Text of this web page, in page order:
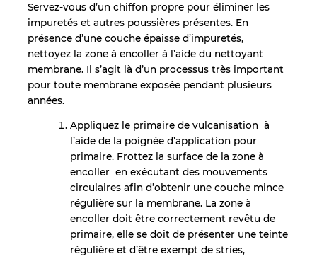
Servez-vous d’un chiffon propre pour éliminer les
impuretés et autres poussières présentes. En
présence d’une couche épaisse d’impuretés,
nettoyez la zone à encoller à l’aide du nettoyant
membrane. Il s’agit là d’un processus très important
pour toute membrane exposée pendant plusieurs
années.
Appliquez le primaire de vulcanisation à
l’aide de la poignée d’application pour
primaire. Frottez la surface de la zone à
encoller en exécutant des mouvements
circulaires afin d’obtenir une couche mince
régulière sur la membrane. La zone à
encoller doit être correctement revêtu de
primaire, elle se doit de présenter une teinte
régulière et d’être exempt de stries,